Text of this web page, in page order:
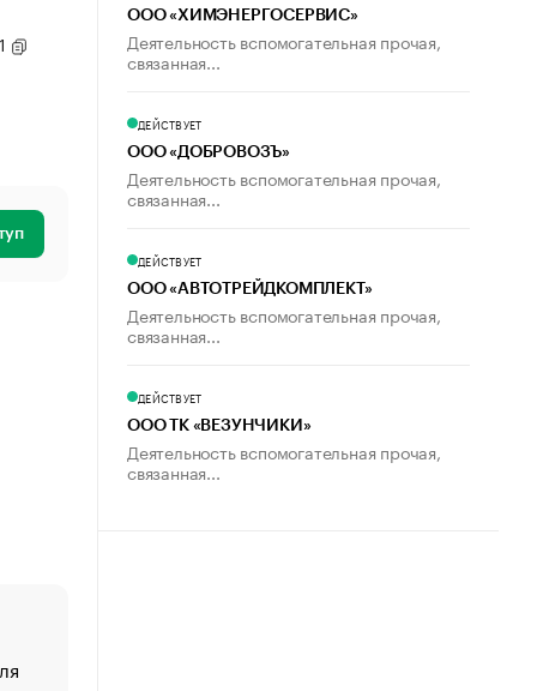
ООО «ХИМЭНЕРГОСЕРВИС»
Деятельность вспомогательная прочая,
связанная...
ДЕЙСТВУЕТ
ООО «ДОБРОВОЗЪ»
Деятельность вспомогательная прочая,
связанная...
ДЕЙСТВУЕТ
ООО «АВТОТРЕЙДКОМПЛЕКТ»
Деятельность вспомогательная прочая,
связанная...
ДЕЙСТВУЕТ
ООО ТК «ВЕЗУНЧИКИ»
Деятельность вспомогательная прочая,
связанная...